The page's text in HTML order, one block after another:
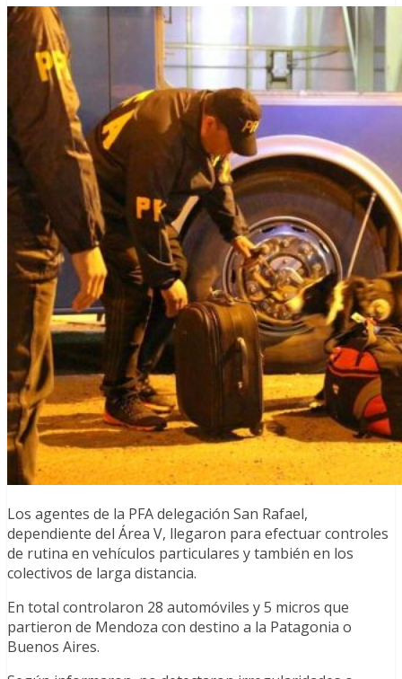
Los agentes de la PFA delegación San Rafael,
dependiente del Área V, llegaron para efectuar controles
de rutina en vehículos particulares y también en los
colectivos de larga distancia.
En total controlaron 28 automóviles y 5 micros que
partieron de Mendoza con destino a la Patagonia o
Buenos Aires.